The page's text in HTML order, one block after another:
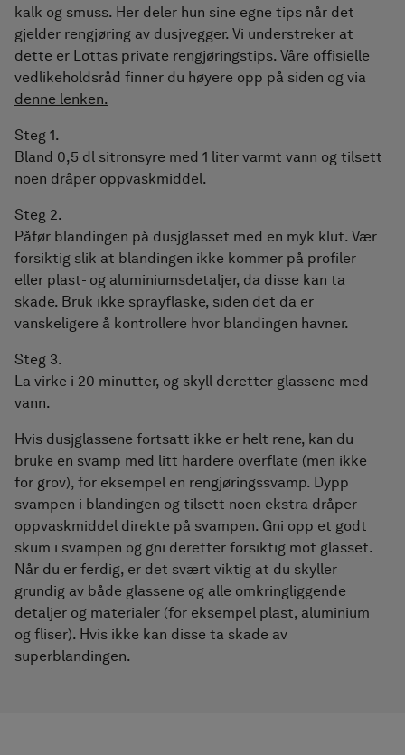
kalk og smuss. Her deler hun sine egne tips når det
gjelder rengjøring av dusjvegger. Vi understreker at
dette er Lottas private rengjøringstips. Våre offisielle
vedlikeholdsråd finner du høyere opp på siden og via
denne lenken.
Steg 1.
Bland 0,5 dl sitronsyre med 1 liter varmt vann og tilsett
noen dråper oppvaskmiddel.
Steg 2.
Påfør blandingen på dusjglasset med en myk klut. Vær
forsiktig slik at blandingen ikke kommer på profiler
eller plast- og aluminiumsdetaljer, da disse kan ta
skade. Bruk ikke sprayflaske, siden det da er
vanskeligere å kontrollere hvor blandingen havner.
Steg 3.
La virke i 20 minutter, og skyll deretter glassene med
vann.
Hvis dusjglassene fortsatt ikke er helt rene, kan du
bruke en svamp med litt hardere overflate (men ikke
for grov), for eksempel en rengjøringssvamp. Dypp
svampen i blandingen og tilsett noen ekstra dråper
oppvaskmiddel direkte på svampen. Gni opp et godt
skum i svampen og gni deretter forsiktig mot glasset.
Når du er ferdig, er det svært viktig at du skyller
grundig av både glassene og alle omkringliggende
detaljer og materialer (for eksempel plast, aluminium
og fliser). Hvis ikke kan disse ta skade av
superblandingen.